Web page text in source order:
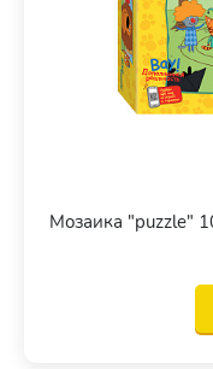
Мозаика "puzzle"